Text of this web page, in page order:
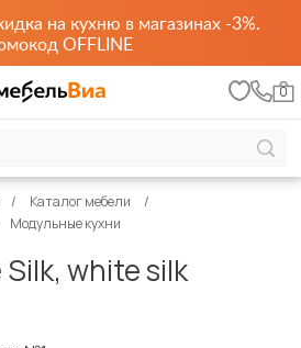
на кухню в магазинах -3%.
OFFLINE
0
Каталог мебели
Модульные кухни
white silk